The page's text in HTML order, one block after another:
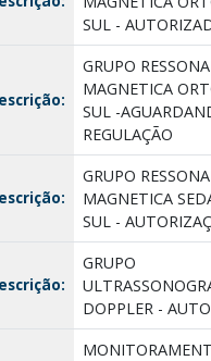
SUL -
GRUPO
MAGNETICA
SUL -
REGULAÇÃO
GRUPO
MAGNETICA
SUL -
GRUPO
DOPPLER -